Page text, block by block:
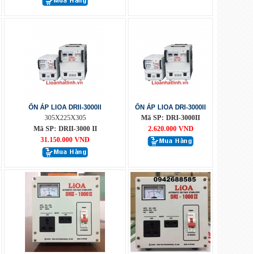
ỔN ÁP LIOA DRII-3000II
305X225X305
Mã SP: DRII-3000 II
31.150.000 VND
ỔN ÁP LIOA DRI-3000II
Mã SP: DRI-3000II
2.620.000 VND